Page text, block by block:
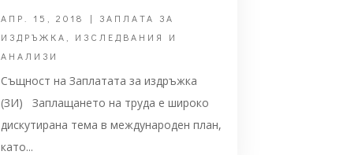
АПР. 15, 2018 | ЗАПЛАТА ЗА
ИЗДРЪЖКА
ИЗСЛЕДВАНИЯ И
АНАЛИЗИ
Същност на Заплатата за издръжка
(ЗИ) Заплащането на труда е широко
дискутирана тема в международен план,
като...